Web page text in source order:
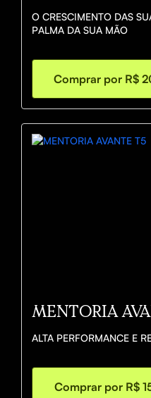
O CRESCIMENTO DAS
PALMA DA SUA MÃO
Comprar por R$
MENTORIA
ALTA PERFORMANCE E
Comprar por R$